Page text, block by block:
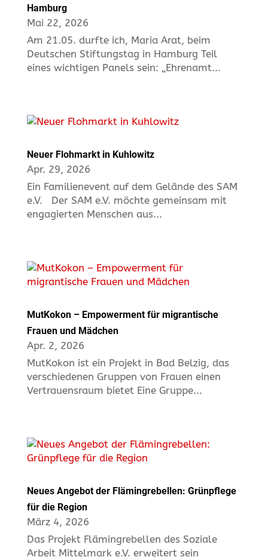
Hamburg
Mai 22, 2026
Am 21.05. durfte ich, Maria Arat, beim
Deutschen Stiftungstag in Hamburg Teil
eines wichtigen Panels sein: „Ehrenamt...
Neuer Flohmarkt in Kuhlowitz
Apr. 29, 2026
Ein Familienevent auf dem Gelände des SAM
e.V. Der SAM e.V. möchte gemeinsam mit
engagierten Menschen aus...
MutKokon – Empowerment für migrantische
Frauen und Mädchen
Apr. 2, 2026
MutKokon ist ein Projekt in Bad Belzig, das
verschiedenen Gruppen von Frauen einen
Vertrauensraum bietet Eine Gruppe...
Neues Angebot der Flämingrebellen: Grünpflege
für die Region
März 4, 2026
Das Projekt Flämingrebellen des Soziale
Arbeit Mittelmark e.V. erweitert sein